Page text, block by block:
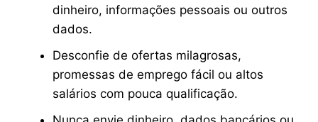
dinheiro, informações pessoais ou outros
dados.
Desconfie de ofertas milagrosas,
promessas de emprego fácil ou altos
salários com pouca qualificação.